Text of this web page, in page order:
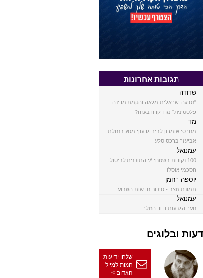
תגובות אחרונות
שדודה
"נסיגה ישראלית מלאה והקמת מדינה
פלסטינית" מה יקרה בעזה?
מד
מחרסי שומרון לבית גדעון: מסע בנחלת
אביעזר ברכס סלע
עמנואל
100 נקודות בשטחי A: התוכנית לביטול
הסכמי אוסלו
יוספה רחמן
תמונת מצב - סיכום חדשות השבוע
עמנואל
נוער הגבעות ודוד המלך
דעות ובלוגים
שלחו ידיעות
חמות למייל
האדום >